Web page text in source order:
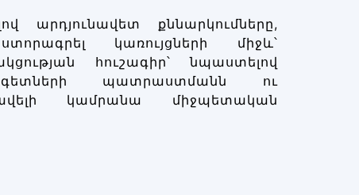
քննարկումները,
կառույցների միջև՝
հուշագիր՝ նպաստելով
պատրաստմանն ու
կամրանա միջպետական